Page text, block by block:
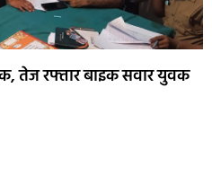
तेज रफ्तार बाइक सवार युवक